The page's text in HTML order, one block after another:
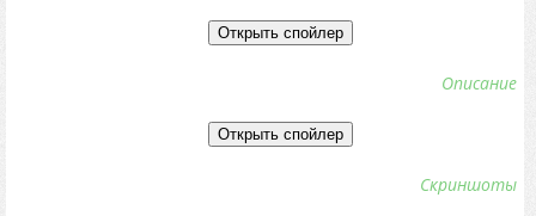
Описание
Скриншоты